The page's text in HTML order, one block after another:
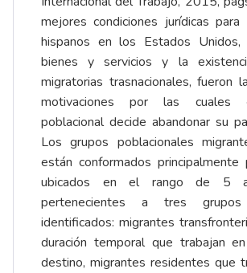
mejores condiciones jurídicas
hispanos en los Estados
bienes y servicios y la
migratorias trasnacionales, fueron
motivaciones por las cuales
poblacional decide abandonar su
Los grupos poblacionales
están conformados principalmente
ubicados en el rango de 5
pertenecientes a tres grupos
identificados: migrantes
duración temporal que trabajan
destino, migrantes residentes que